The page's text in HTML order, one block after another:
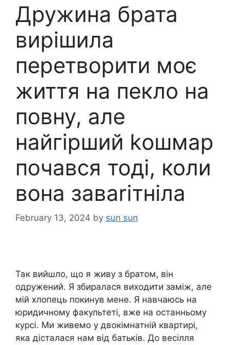
Дружина брата
вирішила
перетворити моє
життя на пекло на
повну, але
найгірший kошмар
почався тоді, коли
вона заваrітніла
February 13, 2024 by sun sun
Так вийшло, що я живу з братом, він
одружений. Я збиралася виходити заміж, але
мій хлопець покинув мене. Я навчаюсь на
юридичному факультеті, вже на останньому
курсі. Ми живемо у двокімнатній квартирі,
яка дісталася нам від батьків. До весілля